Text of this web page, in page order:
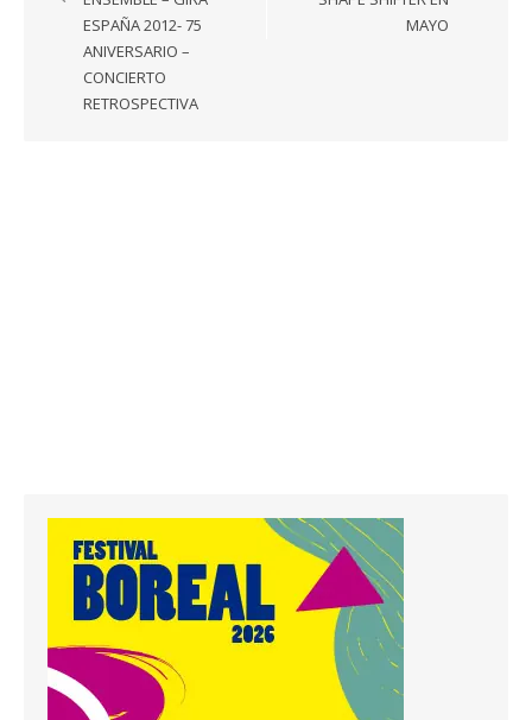
ESPAÑA 2012- 75
ANIVERSARIO –
CONCIERTO
RETROSPECTIVA
MAYO